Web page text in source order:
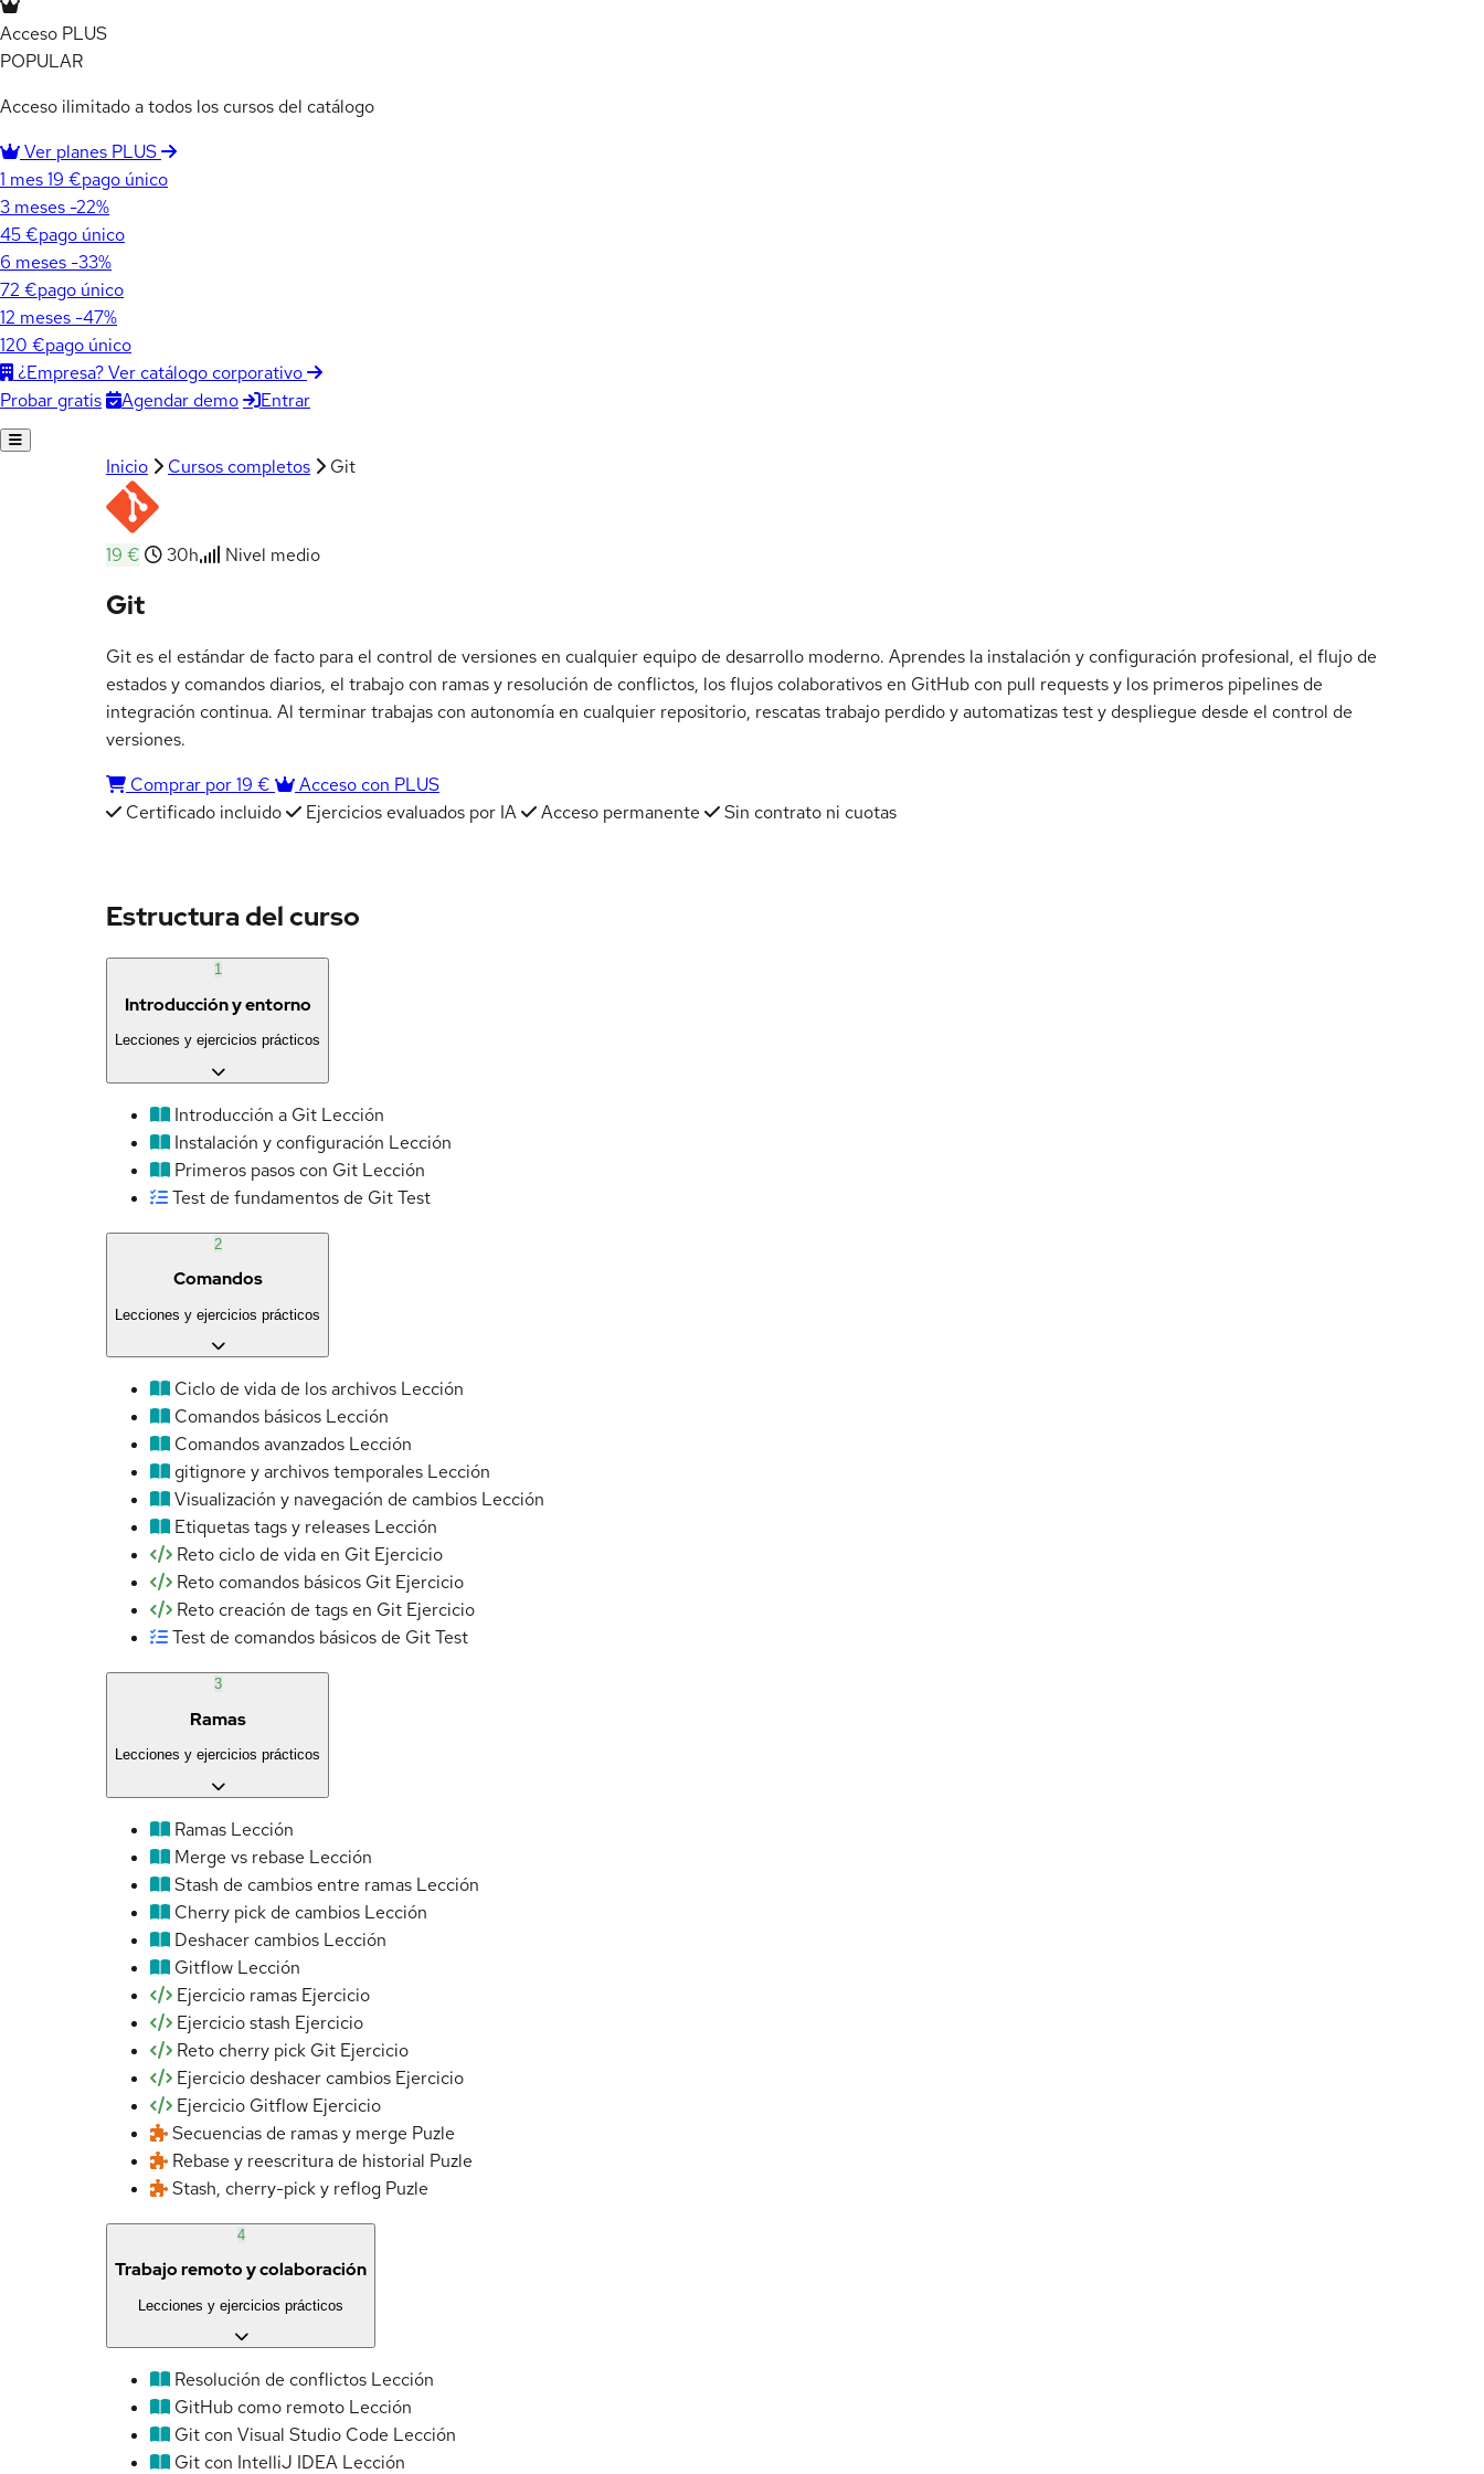
Acceso PLUS
POPULAR
Acceso ilimitado a todos los cursos del catálogo
Ver planes PLUS
1 mes19 €pago único
3 meses -22%
45 €pago único
6 meses -33%
72 €pago único
12 meses -47%
120 €pago único
¿Empresa? Ver catálogo corporativo
Probar gratis
Agendar demo Entrar
Inicio Cursos completos Git
19 € 30h Nivel medio
Git
Git es el estándar de facto para el control de versiones en cualquier equipo de desarrollo moderno. Aprendes la instalación y configuración profesional, el flujo de
estados y comandos diarios, el trabajo con ramas y resolución de conflictos, los flujos colaborativos en GitHub con pull requests y los primeros pipelines de
integración continua. Al terminar trabajas con autonomía en cualquier repositorio, rescatas trabajo perdido y automatizas test y despliegue desde el control de
versiones.
Comprar por 19 €
Acceso con PLUS
Certificado incluido
Ejercicios evaluados por IA Acceso permanente Sin contrato ni cuotas
Estructura del curso
1
Introducción y entorno
Lecciones y ejercicios prácticos
Introducción a Git Lección
Instalación y configuración Lección
Primeros pasos con Git Lección
Test de fundamentos de GitTest
2
Comandos
Lecciones y ejercicios prácticos
Ciclo de vida de los archivos Lección
Comandos básicos Lección
Comandos avanzados Lección
gitignore y archivos temporales Lección
Visualización y navegación de cambios Lección
Etiquetas tags y releases Lección
Reto ciclo de vida en Git Ejercicio
Reto comandos básicos Git Ejercicio
Reto creación de tags en Git Ejercicio
Test de comandos básicos de GitTest
3
Ramas
Lecciones y ejercicios prácticos
Ramas Lección
Merge vs rebase Lección
Stash de cambios entre ramas Lección
Cherry pick de cambios Lección
Deshacer cambios Lección
Gitflow Lección
Ejercicio ramas Ejercicio
Ejercicio stash Ejercicio
Reto cherry pick Git Ejercicio
Ejercicio deshacer cambios Ejercicio
Ejercicio Gitflow Ejercicio
Secuencias de ramas y merge Puzle
Rebase y reescritura de historial Puzle
Stash, cherry-pick y reflog Puzle
4
Trabajo remoto y colaboración
Lecciones y ejercicios prácticos
Resolución de conflictos Lección
GitHub como remoto Lección
Git con Visual Studio Code Lección
Git con IntelliJ IDEA Lección